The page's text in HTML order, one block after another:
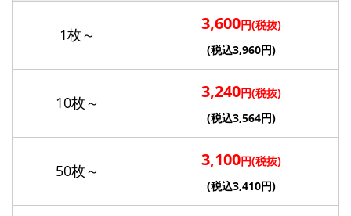
1枚～
3,600円(税抜)
(税込3,960円)
10枚～
3,240円(税抜)
(税込3,564円)
50枚～
3,100円(税抜)
(税込3,410円)